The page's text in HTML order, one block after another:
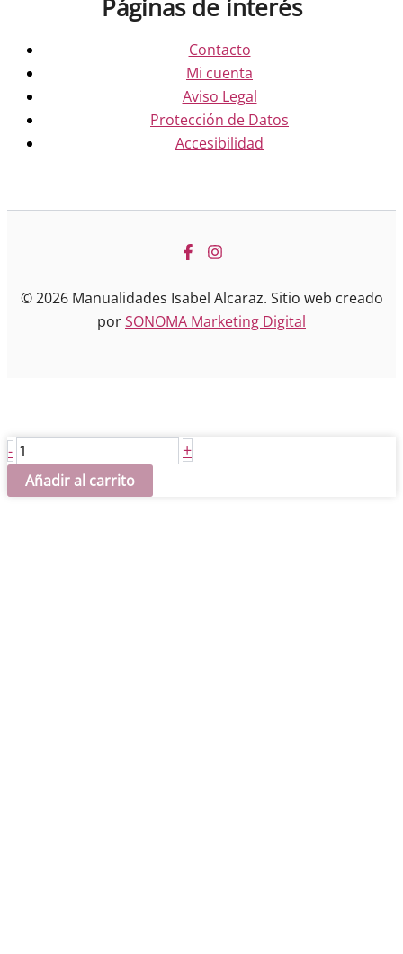
Páginas de interés
Contacto
Mi cuenta
Aviso Legal
Protección de Datos
Accesibilidad
© 2026 Manualidades Isabel Alcaraz. Sitio web creado
porSONOMA Marketing Digital
- Pergamino
escudo
del
+
Añadir al carrito